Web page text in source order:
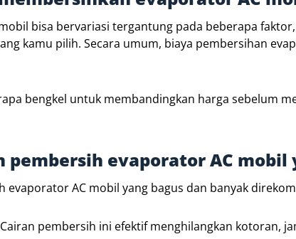
bisa bervariasi tergantung pada beberapa
kamu pilih. Secara umum, biaya pembersihan
bengkel untuk membandingkan harga sebelum
pembersih evaporator AC mobil
AC mobil yang bagus dan banyak
pembersih ini efektif menghilangkan kotoran,